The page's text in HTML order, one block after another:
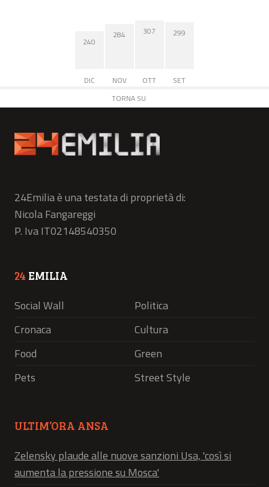
240
DIC
284
NOV
307
OTT
299
SET
TORNA SU
24Emilia è una testata di proprietà di:
Nicola Fangareggi
P. Iva IT02148540350
24 EMILIA
Social Wall
Politica
Cronaca
Cultura
Food
Green
Pets
Street Style
ULTIM’ORA ANSA
Zelensky plaude alle nuove sanzioni Usa, 'così si
aumenta la pressione su Mosca'